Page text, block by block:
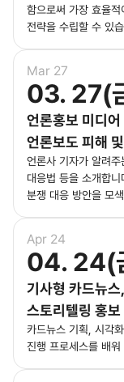
함으로써 가장 효율
전략을 수립할 수 있
Mar 27
03. 27(
언론홍보 미디
언론보도 피해
언론사 기자가 알려
대응법 등을 소개합
분쟁 대응 방안을 모
Apr 24
04. 24(
기사형 카드뉴
스토리텔링 홍보
카드뉴스 기획, 시각
진행 프로세스를 배